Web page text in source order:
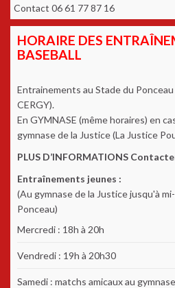
Contact 06 61 77 87 16
HORAIRE DES
BASEBALL
Entrainements au Stade du
CERGY).
En GYMNASE (même horaires) en
gymnase de la Justice (La Justice
PLUS D’INFORMATIONS
Entraînements jeunes :
(Au gymnase de la Justice jusqu'à
Ponceau)
Mercredi : 18h à 20h
Vendredi : 19h à 20h30
Samedi : matchs amicaux au